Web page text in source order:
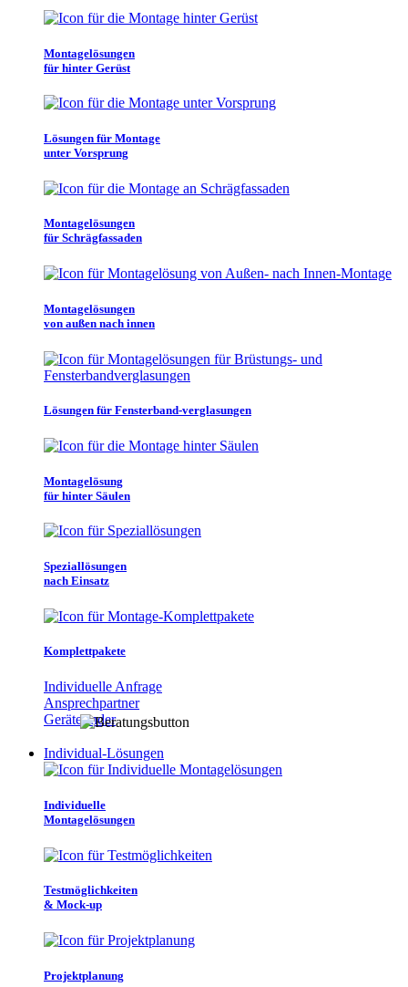
Montagelösungen
für hinter Gerüst
Lösungen für Montage
unter Vorsprung
Montagelösungen
für Schrägfassaden
Montagelösungen
von außen nach innen
Lösungen für Fensterband-verglasungen
Montagelösung
für hinter Säulen
Speziallösungen
nach Einsatz
Komplettpakete
Individuelle Anfrage
Ansprechpartner
Gerätefinder
Individual-Lösungen
Individuelle
Montagelösungen
Testmöglichkeiten
& Mock-up
Projektplanung